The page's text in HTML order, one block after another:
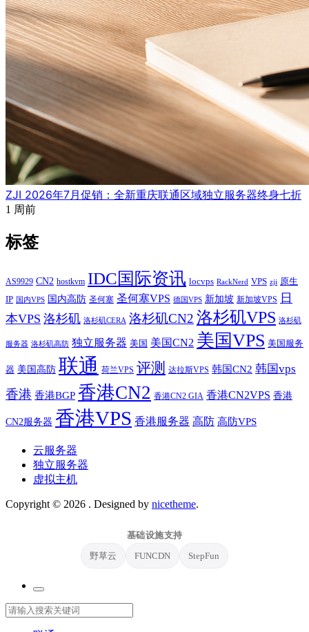
ZJI 2026年7月促销：全新重庆联通区域独立服务器终身七折
1 周前
标签
AS9929 CN2 hostkvm IDC国际资讯 locvps RackNerd VPS zji 原生
IP 国内VPS 国内高防 圣何塞 圣何塞VPS 德国VPS 新加坡 新加坡VPS
日
本VPS 洛杉矶 洛杉矶CERA 洛杉矶CN2 洛杉矶VPS 洛杉矶
服务器 洛杉矶高防 独立服务器 美国 美国CN2 美国VPS 美国服务
器 美国高防 联通 荷兰VPS 评测 达拉斯VPS 韩国CN2 韩国vps
香港 香港BGP 香港CN2 香港CN2 GIA 香港CN2VPS 香港
CN2服务器 香港VPS 香港服务器 高防 高防VPS
云服务器
独立服务器
虚拟主机
Copyright © 2026 . Designed by nicetheme.
基础设施支持
野草云
FUNCDN StepFun